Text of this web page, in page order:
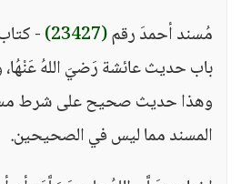
مُسند أحمدَ رقم(23427)
-
باب حديث عائشة رَضيَ اللهُ
وهذا حديث صحيح على شرط
المسند مما ليس في الصحيحين.